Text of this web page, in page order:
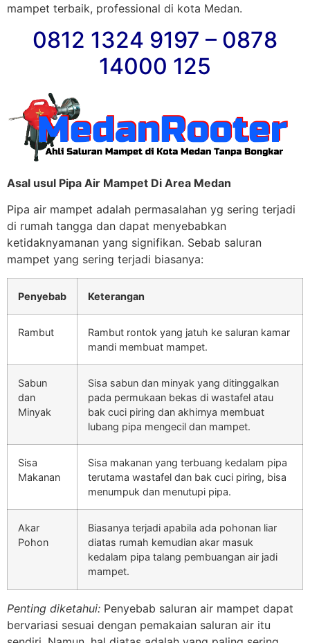
mampet terbaik, professional di kota Medan.
0812 1324 9197 – 0878
14000 125
Asal usul Pipa Air Mampet Di Area Medan
Pipa air mampet adalah permasalahan yg sering terjadi
di rumah tangga dan dapat menyebabkan
ketidaknyamanan yang signifikan. Sebab saluran
mampet yang sering terjadi biasanya:
Penyebab Keterangan
Rambut
Rambut rontok yang jatuh ke saluran kamar
mandi membuat mampet.
Sabun
dan
Minyak
Sisa sabun dan minyak yang ditinggalkan
pada permukaan bekas di wastafel atau
bak cuci piring dan akhirnya membuat
lubang pipa mengecil dan mampet.
Sisa
Makanan
Sisa makanan yang terbuang kedalam pipa
terutama wastafel dan bak cuci piring, bisa
menumpuk dan menutupi pipa.
Akar
Pohon
Biasanya terjadi apabila ada pohonan liar
diatas rumah kemudian akar masuk
kedalam pipa talang pembuangan air jadi
mampet.
Penting diketahui: Penyebab saluran air mampet dapat
bervariasi sesuai dengan pemakaian saluran air itu